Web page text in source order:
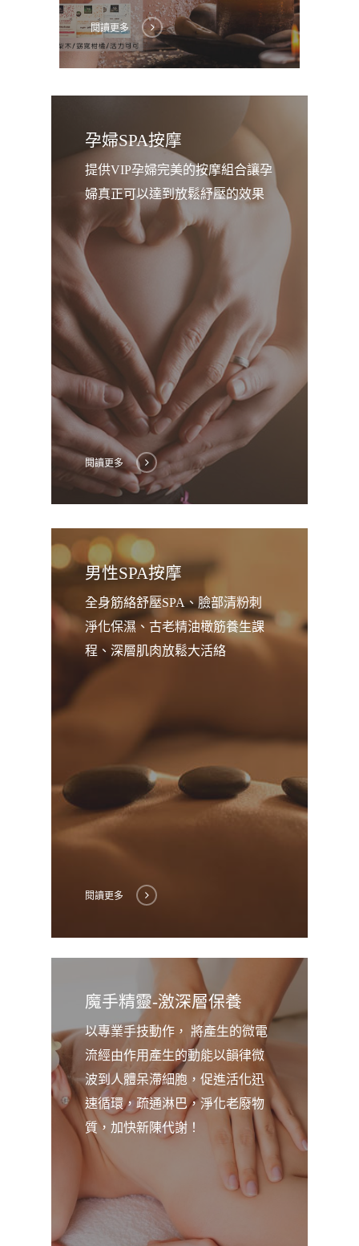
閱讀更多
孕婦SPA按摩
提供VIP孕婦完美的按摩組合讓孕
婦真正可以達到放鬆紓壓的效果
閱讀更多
男性SPA按摩
全身筋絡舒壓SPA、臉部清粉刺
淨化保濕、古老精油橄筋養生課
程、深層肌肉放鬆大活絡
閱讀更多
魔手精靈-激深層保養
以專業手技動作， 將產生的微電
流經由作用產生的動能以韻律微
波到人體呆滯細胞，促進活化迅
速循環，疏通淋巴，淨化老廢物
質，加快新陳代謝！